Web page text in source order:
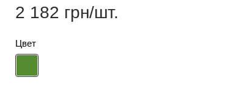
2 182 грн/шт.
Цвет